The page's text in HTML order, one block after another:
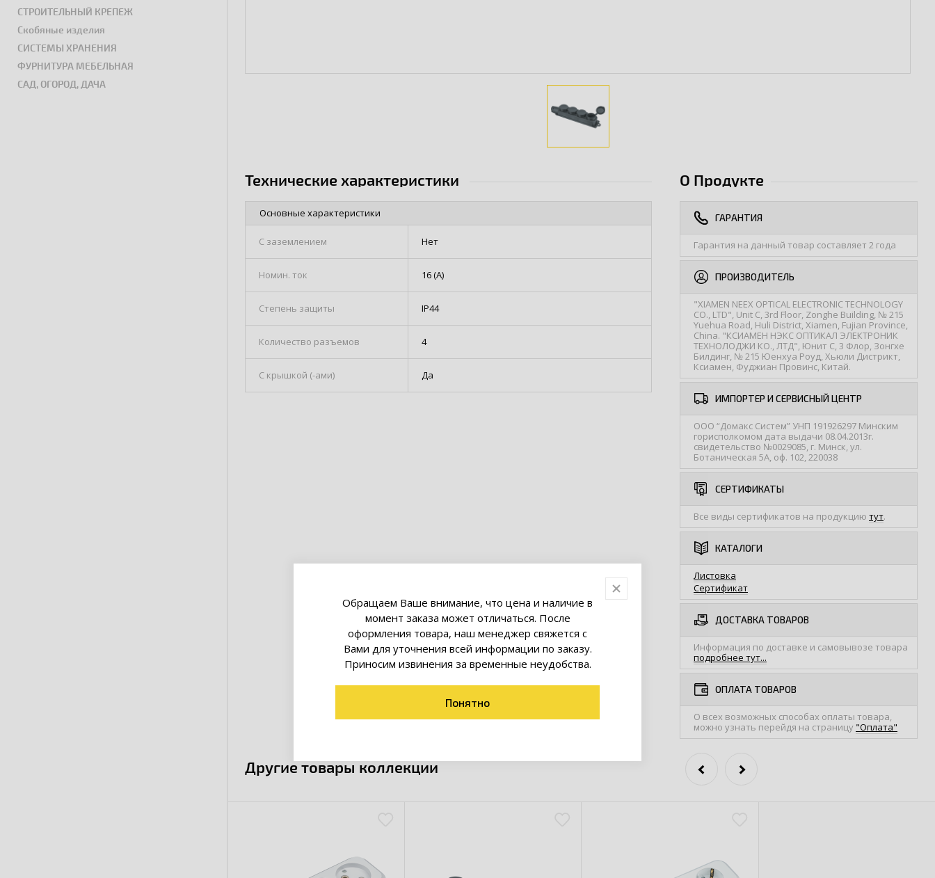
СТРОИТЕЛЬНЫЙ КРЕПЕЖ
Скобяные изделия
СИСТЕМЫ ХРАНЕНИЯ
ФУРНИТУРА МЕБЕЛЬНАЯ
САД, ОГОРОД, ДАЧА
Технические характеристики
Основные характеристики
С заземлением Нет
Номин. ток 16 (А)
Степень защиты IP44
Количество разъемов 4
С крышкой (-ами) Да
О Продукте
ГАРАНТИЯ
Гарантия на данный товар составляет 2 года
ПРОИЗВОДИТЕЛЬ
"XIAMEN NEEX OPTICAL ELECTRONIC TECHNOLOGY
CO., LTD", Unit C, 3rd Floor, Zonghe Building, № 215
Yuehua Road, Huli District, Xiamen, Fujian Province,
China. "КСИАМЕН НЭКС ОПТИКАЛ ЭЛЕКТРОНИК
ТЕХНОЛОДЖИ КО., ЛТД", Юнит С, 3 Флор, Зонгхе
Билдинг, № 215 Юенхуа Роуд, Хьюли Дистрикт,
Ксиамен, Фуджиан Провинс, Китай.
ИМПОРТЕР И СЕРВИСНЫЙ ЦЕНТР
ООО “Домакс Систем” УНП 191926297 Минским
горисполкомом дата выдачи 08.04.2013г.
свидетельство №0029085, г. Минск, ул.
Ботаническая 5А, оф. 102, 220038
СЕРТИФИКАТЫ
Все виды сертификатов на продукцию тут.
КАТАЛОГИ
Листовка
Сертификат
ДОСТАВКА ТОВАРОВ
Информация по доставке и самовывозе товара
подробнее тут...
ОПЛАТА ТОВАРОВ
О всех возможных способах оплаты товара,
можно узнать перейдя на страницу "Оплата"
Другие товары коллекции
Обращаем Ваше внимание, что цена и наличие в
момент заказа может отличаться. После
оформления товара, наш менеджер свяжется с
Вами для уточнения всей информации по заказу.
Приносим извинения за временные неудобства.
Понятно